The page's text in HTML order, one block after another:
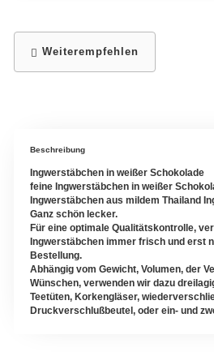
Kräuter
Gewürze
Gewürzmischungen
Weiterempfehlen
Beschreibung
Ingwerstäbchen in weißer Schokolade
feine Ingwerstäbchen in weißer
Ingwerstäbchen aus mildem Thailand
Ganz schön lecker.
Für eine optimale Qualitätskontrolle,
Ingwerstäbchen immer frisch und erst
Bestellung.
Abhängig vom Gewicht, Volumen, der
Wünschen, verwenden wir dazu
Teetüten, Korkengläser,
Druckverschlußbeutel, oder ein- und